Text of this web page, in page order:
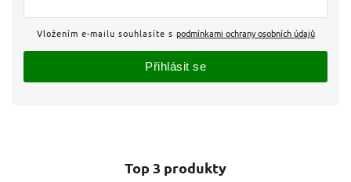
Top 3 produkty
Vložením e-mailu souhlasíte s podmínkami ochrany osobních údajů
Přihlásit se